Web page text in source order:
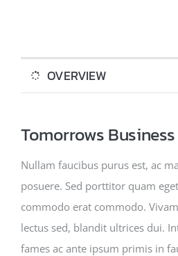
บริการนักศึกษา
OVERVIEW
Tomorrows
Nullam faucibus purus est, ac
posuere. Sed porttitor quam
commodo erat commodo.
lectus sed, blandit ultrices dui.
fames ac ante ipsum primis in